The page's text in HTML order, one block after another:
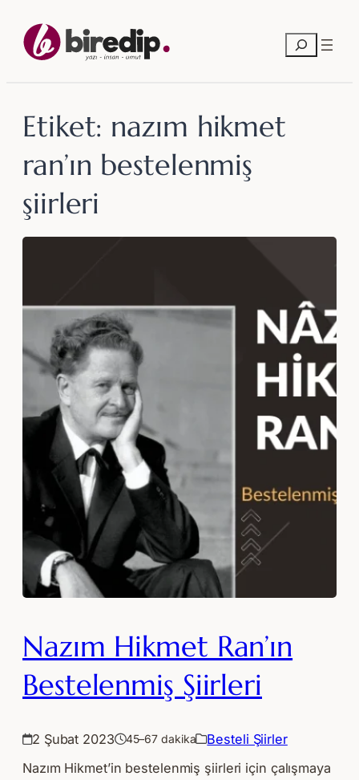
geç
Ara
Etiket: nazım hikmet
ran’ın bestelenmiş
şiirleri
Nazım Hikmet Ran’ın
Bestelenmiş Şiirleri
2 Şubat 2023 45–67 dakika
Besteli Şiirler
Nazım Hikmet’in bestelenmiş şiirleri için çalışmaya